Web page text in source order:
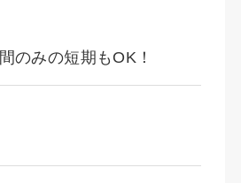
のみの短期もOK！